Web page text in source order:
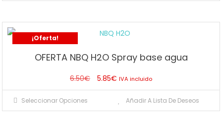
¡Oferta!
OFERTA NBQ H2O Spray base agua
6.50€
El
precio
original
5.85€ El
precio
actual
IVA incluido
Seleccionar Opciones Añadir A Lista De Deseos